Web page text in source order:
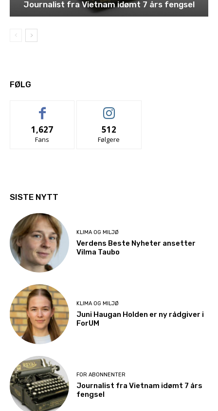
Journalist fra Vietnam idømt 7 års fengsel
FØLG
1,627
Fans
512
Følgere
SISTE NYTT
KLIMA OG MILJØ
Verdens Beste Nyheter ansetter
Vilma Taubo
KLIMA OG MILJØ
Juni Haugan Holden er ny rådgiver i
ForUM
FOR ABONNENTER
Journalist fra Vietnam idømt 7 års
fengsel